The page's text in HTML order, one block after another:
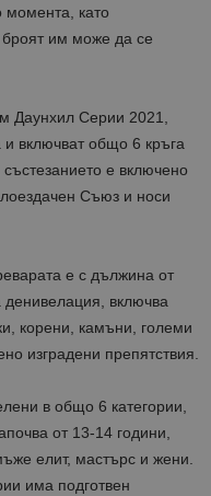
момента, като
броят им може да се
Даунхил Серии 2021,
и включват общо 6 кръга
е включено
Съюз и носи
е с дължина от
включва
корени, камъни, големи
изградени препятствия.
в общо 6 категории,
от 13-14 години,
елит, мастърс и жени.
има подготвен